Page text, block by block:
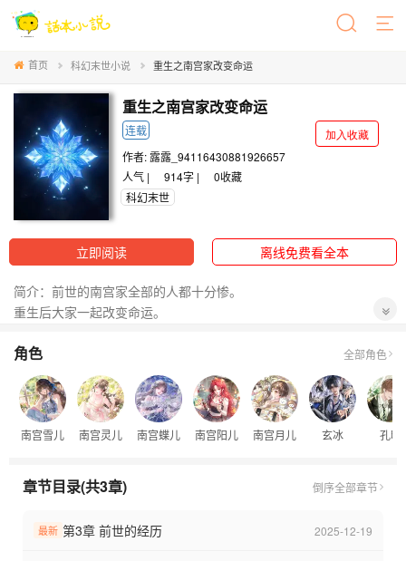
首页 科幻末世小说 重生之南宫家改变命运
重生之南宫家改变命运
连载
加入收藏
作者: 露露_94116430881926657
人气 |
914字 | 0收藏
科幻末世
立即阅读 离线免费看全本
简介：前世的南宫家全部的人都十分惨。
重生后大家一起改变命运。
有甜的，也有苦的。我有可能会把有些人写成在一起或者是没有在
一起默默的保护。
角色 全部角色
南宫雪儿 南宫灵儿 南宫蝶儿 南宫阳儿 南宫月儿 玄冰 孔明
章节目录(共3章) 倒序全部章节
最新 第3章 前世的经历 2025-12-19